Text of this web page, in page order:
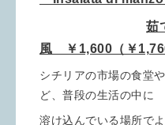
茹
風 ￥1,600（￥
シチリアの市場の食堂
ど、普段の生活の中に
溶け込んでいる場所で